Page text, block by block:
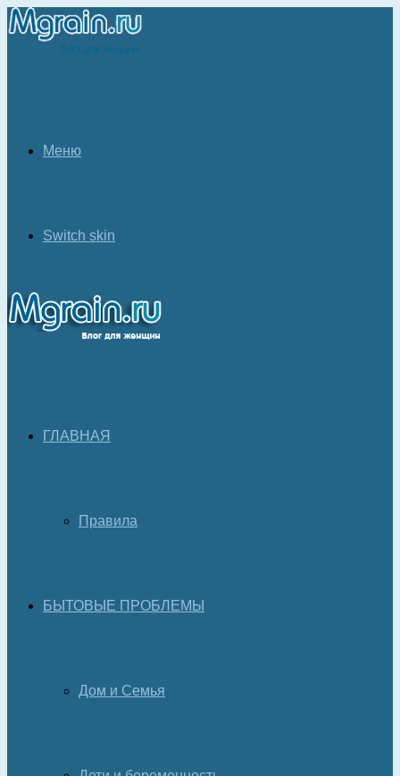
Меню
Switch skin
ГЛАВНАЯ
Правила
БЫТОВЫЕ ПРОБЛЕМЫ
Дом и Семья